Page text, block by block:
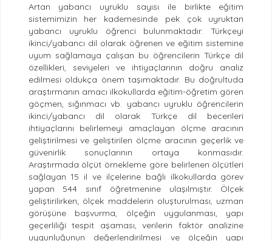
Artan yabancı uyruklu sayısı ile birlikte eğitim
sistemimizin her kademesinde pek çok uyruktan
yabancı uyruklu öğrenci bulunmaktadır. Türkçeyi
ikinci/yabancı dil olarak öğrenen ve eğitim sistemine
uyum sağlamaya çalışan bu öğrencilerin Türkçe dil
özellikleri, seviyeleri ve ihtiyaçlarının doğru analiz
edilmesi oldukça önem taşımaktadır. Bu doğrultuda
araştırmanın amacı ilkokullarda eğitim-öğretim gören
göçmen, sığınmacı vb. yabancı uyruklu öğrencilerin
ikinci/yabancı dil olarak Türkçe dil becerileri
ihtiyaçlarını belirlemeyi amaçlayan ölçme aracının
geliştirilmesi ve geliştirilen ölçme aracının geçerlik ve
güvenirlik sonuçlarının ortaya konmasıdır.
Araştırmada ölçüt örnekleme göre belirlenen ölçütleri
sağlayan 15 il ve ilçelerine bağlı ilkokullarda görev
yapan 544 sınıf öğretmenine ulaşılmıştır. Ölçek
geliştirilirken; ölçek maddelerin oluşturulması, uzman
görüşüne başvurma, ölçeğin uygulanması, yapı
geçerliliği tespit aşaması, verilerin faktör analizine
uygunluğunun değerlendirilmesi ve ölçeğin yapı